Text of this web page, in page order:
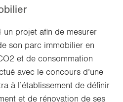
un projet afin de mesurer
son parc immobilier en
et de consommation
avec le concours d’une
à l’établissement de définir
et de rénovation de ses